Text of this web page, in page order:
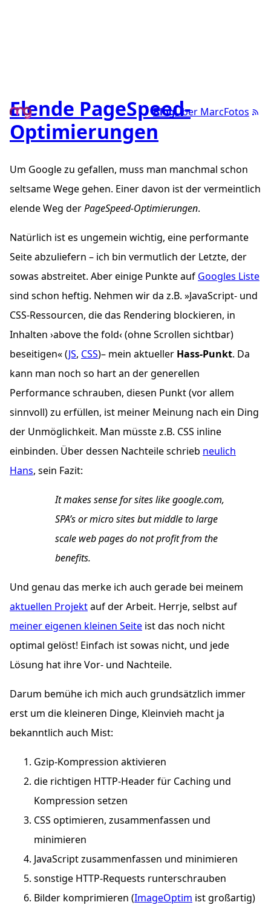
BlogÜber MarcFotos
Elende PageSpeed-
Optimierungen
Um Google zu gefallen, muss man manchmal schon
seltsame Wege gehen. Einer davon ist der vermeintlich
elende Weg derPageSpeed-Optimierungen.
Natürlich ist es ungemein wichtig, eine performante
Seite abzuliefern – ich bin vermutlich der Letzte, der
sowas abstreitet. Aber einige Punkte auf Googles Liste
sind schon heftig. Nehmen wir da z.B. »JavaScript- und
CSS-Ressourcen, die das Rendering blockieren, in
Inhalten ›above the fold‹ (ohne Scrollen sichtbar)
beseitigen« (JS, CSS)– mein aktueller Hass-Punkt. Da
kann man noch so hart an der generellen
Performance schrauben, diesen Punkt (vor allem
sinnvoll) zu erfüllen, ist meiner Meinung nach ein Ding
der Unmöglichkeit. Man müsste z.B. CSS inline
einbinden. Über dessen Nachteile schrieb neulich
Hans, sein Fazit:
It makes sense for sites like google.com,
SPA’s or micro sites but middle to large
scale web pages do not profit from the
benefits.
Und genau das merke ich auch gerade bei meinem
aktuellen Projektauf der Arbeit. Herrje, selbst auf
meiner eigenen kleinen Seite ist das noch nicht
optimal gelöst! Einfach ist sowas nicht, und jede
Lösung hat ihre Vor- und Nachteile.
Darum bemühe ich mich auch grundsätzlich immer
erst um die kleineren Dinge, Kleinvieh macht ja
bekanntlich auch Mist:
Gzip-Kompression aktivieren
die richtigen HTTP-Header für Caching und
Kompression setzen
CSS optimieren, zusammenfassen und
minimieren
JavaScript zusammenfassen und minimieren
sonstige HTTP-Requests runterschrauben
Bilder komprimieren (ImageOptim ist großartig)